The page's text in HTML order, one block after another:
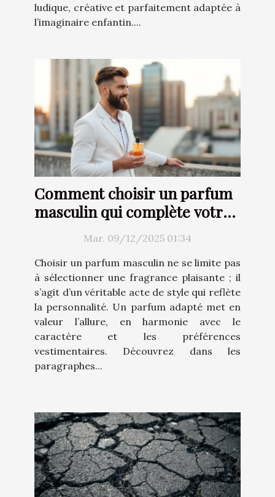
ludique, créative et parfaitement adaptée à
l’imaginaire enfantin....
Comment choisir un parfum
masculin qui complète votre
Mar. 09/12/2025 01:34
Choisir un parfum masculin ne se limite pas
à sélectionner une fragrance plaisante ; il
s’agit d’un véritable acte de style qui reflète
la personnalité. Un parfum adapté met en
valeur l’allure, en harmonie avec le
caractère et les préférences
vestimentaires. Découvrez dans les
paragraphes...